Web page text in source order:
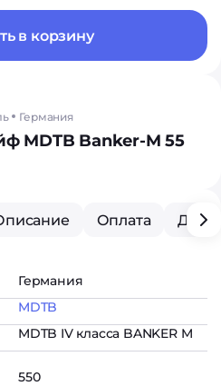
в корзину
Германия
MDTB Banker-M 55
Оплата
Германия
MDTB
MDTB IV класса BANKER M
550